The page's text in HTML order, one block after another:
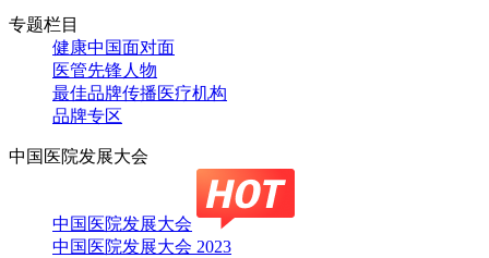
专题栏目
健康中国面对面
医管先锋人物
最佳品牌传播医疗机构
品牌专区
中国医院发展大会
中国医院发展大会
中国医院发展大会 2023